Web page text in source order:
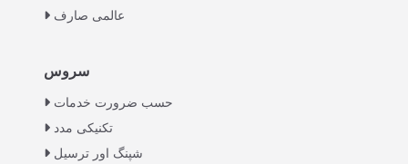
عالمی صارف
سروس
حسب ضرورت خدمات
تکنیکی مدد
شپنگ اور ترسیل
Turkish
Swahili